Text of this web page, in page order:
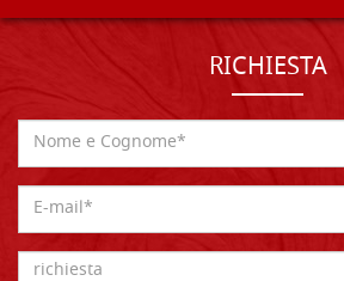
RICHIESTA